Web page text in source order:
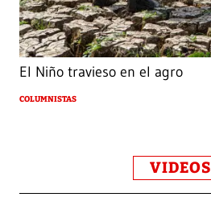
El Niño travieso en el agro
COLUMNISTAS
VIDEOS